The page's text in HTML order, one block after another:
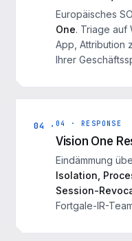
Europäisches
One. Triage auf
App, Attribution
Ihrer
04 · 04 · RESPONSE
Vision One
Eindämmung
Isolation,
Session-
Fortgale-IR-